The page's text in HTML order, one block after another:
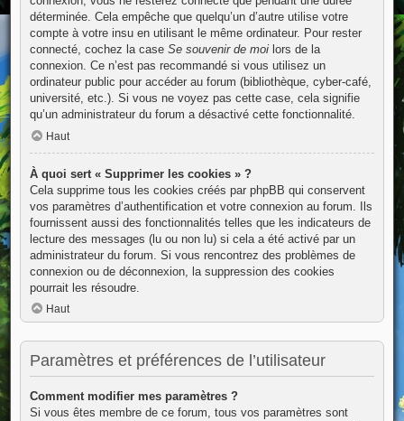
déterminée. Cela empêche que quelqu’un d’autre utilise votre
compte à votre insu en utilisant le même ordinateur. Pour rester
connecté, cochez la case Se souvenir de moilors de la
connexion. Ce n’est pas recommandé si vous utilisez un
ordinateur public pour accéder au forum (bibliothèque, cyber-café,
université, etc.). Si vous ne voyez pas cette case, cela signifie
qu’un administrateur du forum a désactivé cette fonctionnalité.
Haut
À quoi sert « Supprimer les cookies » ?
Cela supprime tous les cookies créés par phpBB qui conservent
vos paramètres d’authentification et votre connexion au forum. Ils
fournissent aussi des fonctionnalités telles que les indicateurs de
lecture des messages (lu ou non lu) si cela a été activé par un
administrateur du forum. Si vous rencontrez des problèmes de
connexion ou de déconnexion, la suppression des cookies
pourrait les résoudre.
Haut
Paramètres et préférences de l’utilisateur
Comment modifier mes paramètres ?
Si vous êtes membre de ce forum, tous vos paramètres sont